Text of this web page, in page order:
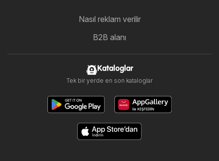
Nasıl reklam verilir
B2B alanı
Kataloglar
Tek bir yerde en son kataloglar